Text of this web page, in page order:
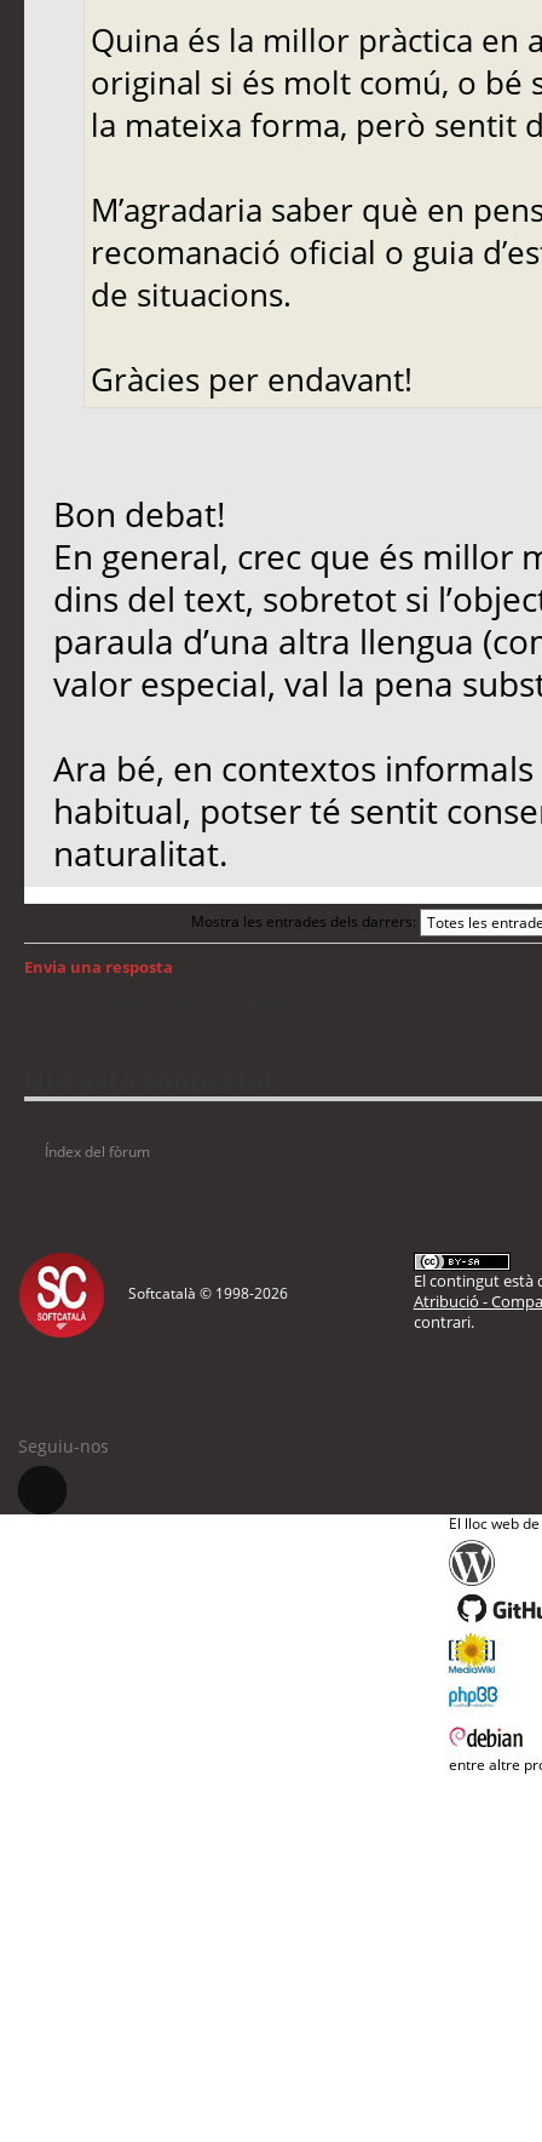
Quina és la millor pràctica en
original si és molt comú, o
la mateixa forma, però sentit
M’agradaria saber què en
recomanació oficial o guia
de situacions.
Gràcies per endavant!
Bon debat!
En general, crec que és millor
dins del text, sobretot si
paraula d’una altra llengua
valor especial, val la pena
Ara bé, en contextos
habitual, potser té sentit
naturalitat.
Mostra les entrades dels darrers:
Envia una resposta
Índex del fòrum
Softcatalà © 1998-2026
El contingut està
Atribució -
contrari.
Seguiu-nos
El lloc web
entre altre